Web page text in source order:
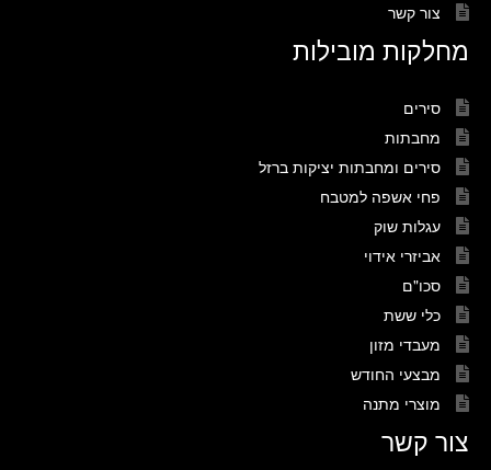
צור קשר
מחלקות מובילות
סירים
מחבתות
סירים ומחבתות יציקות ברזל
פחי אשפה למטבח
עגלות שוק
אביזרי אידוי
סכו"ם
כלי ששת
מעבדי מזון
מבצעי החודש
מוצרי מתנה
צור קשר